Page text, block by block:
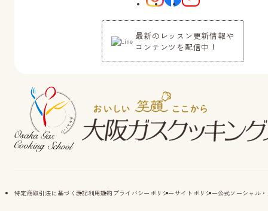
最新のレッスン更新情報や
コンテンツを配信中！
特定商取引法に基づく表記利用規約 プライバシーポリシーサイトポリシー公式ソーシャル